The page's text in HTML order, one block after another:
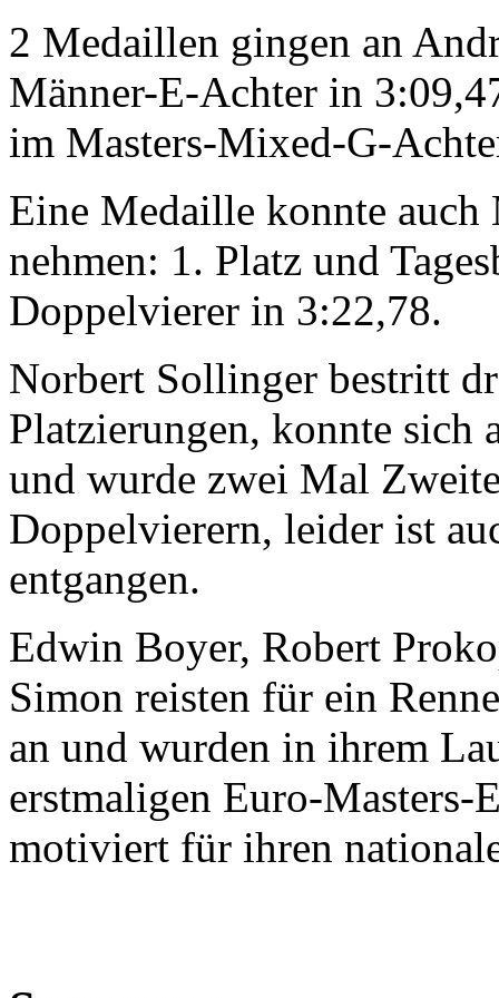
2 Medaillen gingen an
Männer-E-Achter in
im Masters-Mixed-G-
Eine Medaille konnte
nehmen: 1. Platz und
Doppelvierer in 3:22,78.
Norbert Sollinger bestritt
Platzierungen, konnte sich
und wurde zwei Mal
Doppelvierern, leider ist
entgangen.
Edwin Boyer, Robert
Simon reisten für ein
an und wurden in ihrem
erstmaligen Euro-Masters-
motiviert für ihren